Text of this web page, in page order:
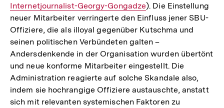
Internetjournalist-Georgy-Gongadze). Die Einstellung
neuer Mitarbeiter verringerte den Einfluss jener SBU-
Offiziere, die als illoyal gegenüber Kutschma und
seinen politischen Verbündeten galten –
Andersdenkende in der Organisation wurden übertönt
und neue konforme Mitarbeiter eingestellt. Die
Administration reagierte auf solche Skandale also,
indem sie hochrangige Offiziere austauschte, anstatt
sich mit relevanten systemischen Faktoren zu